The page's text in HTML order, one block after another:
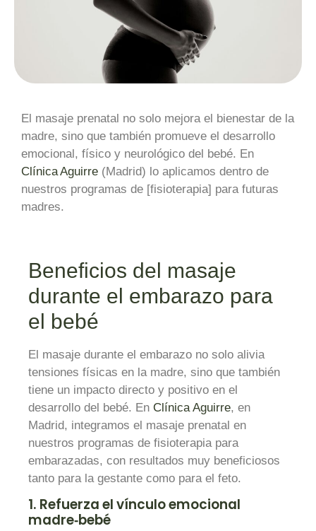
El masaje prenatal no solo mejora el bienestar de la
madre, sino que también promueve el desarrollo
emocional, físico y neurológico del bebé. En
Clínica Aguirre (Madrid) lo aplicamos dentro de
nuestros programas de [fisioterapia] para futuras
madres.
Beneficios del masaje
durante el embarazo para
el bebé
El masaje durante el embarazo no solo alivia
tensiones físicas en la madre, sino que también
tiene un impacto directo y positivo en el
desarrollo del bebé. En Clínica Aguirre, en
Madrid, integramos el masaje prenatal en
nuestros programas de fisioterapia para
embarazadas, con resultados muy beneficiosos
tanto para la gestante como para el feto.
1. Refuerza el vínculo emocional
madre‑bebé